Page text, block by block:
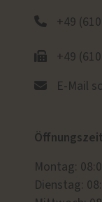
+49
+49
E-Mail
Montag:
Dienstag: